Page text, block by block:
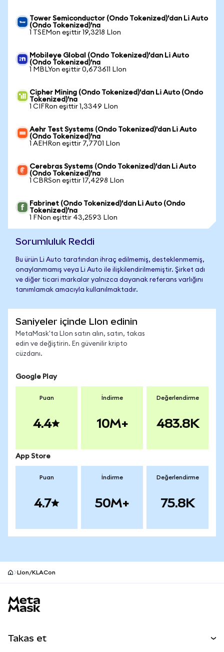
Tower Semiconductor (Ondo Tokenized)'dan Li Auto
(Ondo Tokenized)'na
1 TSEMon eşittir 19,3218 LIon
Mobileye Global (Ondo Tokenized)'dan Li Auto
(Ondo Tokenized)'na
1 MBLYon eşittir 0,673611 LIon
Cipher Mining (Ondo Tokenized)'dan Li Auto (Ondo
Tokenized)'na
1 CIFRon eşittir 1,3349 LIon
Aehr Test Systems (Ondo Tokenized)'dan Li Auto
(Ondo Tokenized)'na
1 AEHRon eşittir 7,7701 LIon
Cerebras Systems (Ondo Tokenized)'dan Li Auto
(Ondo Tokenized)'na
1 CBRSon eşittir 17,4298 LIon
Fabrinet (Ondo Tokenized)'dan Li Auto (Ondo
Tokenized)'na
1 FNon eşittir 43,2593 LIon
Sorumluluk Reddi
Bu ürün Li Auto tarafından ihraç edilmemiş, desteklenmemiş,
onaylanmamış veya Li Auto ile ilişkilendirilmemiştir. Şirket adı
ve diğer ticari markalar yalnızca dayanak referans varlığını
tanımlamak amacıyla kullanılmaktadır.
Saniyeler içinde LIon edinin
MetaMask'ta LIon satın alın, satın, takas
edin ve değiştirin. En güvenilir kripto
cüzdanı.
Google Play
Puan
4.4
İndirme
10M+
Değerlendirme
483.8K
App Store
Puan
4.7
İndirme
50M+
Değerlendirme
75.8K
LIon/KLACon
Takas et